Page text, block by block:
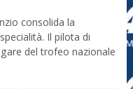
consolida la
Il pilota di
del trofeo nazionale